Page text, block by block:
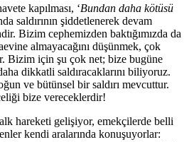
kapılması, ‘Bundan daha kötüsü
saldırının şiddetlenerek devam
Bizim cephemizden baktığımızda da
almayacağını düşünmek, çok
Bizim için şu çok net; bize bugüne
dikkatli saldıracaklarını biliyoruz.
ve bütünsel bir saldırı mevcuttur.
bize vereceklerdir!
hareketi gelişiyor, emekçilerde belli
kendi aralarında konuşuyorlar: